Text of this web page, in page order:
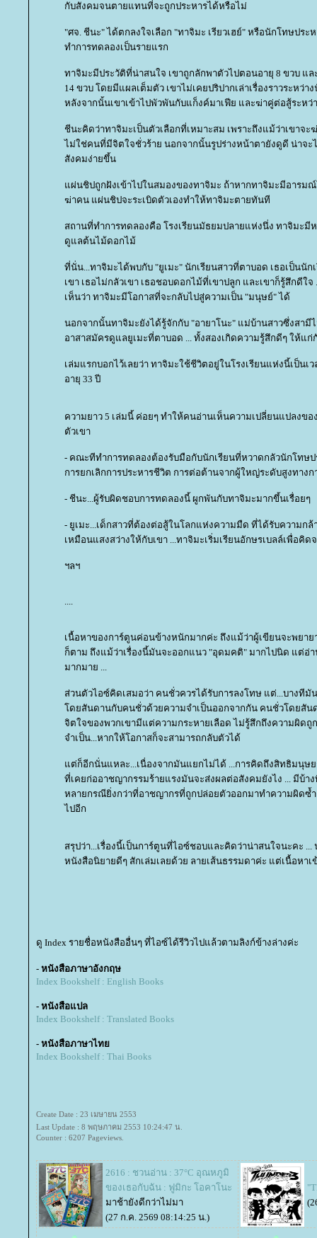
กับสังคมจนตายแทนที่จะถูกประหารได้หรือไม่
"ศจ. ชีนะ" ได้ตกลงใจเลือก "ทาจิมะ เรียวเฮย์" หรือนักโทษประ
ทำการทดลองเป็นรายแรก
ทาจิมะมีประวัติที่น่าสนใจ เขาถูกลักพาตัวไปตอนอายุ 8 ขวบ แ
14 ขวบ โดยมีแผลเต็มตัว เขาไม่เคยปริปากเล่าเรื่องราวระหว่
หลังจากนั้นเขาเข้าไปพัวพันกับแก็งค์มาเฟีย และฆ่าคู่ต่อสู้ระหว่
ชีนะคิดว่าทาจิมะเป็นตัวเลือกที่เหมาะสม เพราะถึงแม้ว่าเขาจะ
ไม่ใช่คนที่มีจิตใจชั่วร้าย นอกจากนั้นรูปร่างหน้าตายังดูดี น่าจะ
สังคมง่ายขึ้น
ผ่นชิปถูกฝังเข้าไปในสมองของทาจิมะ ถ้าหากทาจิมะมีอารมณ์
ฆ่าคน แผ่นชิปจะระเบิดตัวเองทำให้ทาจิมะตายทันที
สถานที่ทำการทดลองคือ โรงเรียนมัธยมปลายแห่งนึ่ง ทาจิมะมี
ดูแลต้นไม้ดอกไม้
ที่นั่น...ทาจิมะได้พบกับ "ยูเมะ" นักเรียนสาวที่ตาบอด เธอเป็นนั
เขา เธอไม่กลัวเขา เธอชอบดอกไม้ที่เขาปลูก และเขาก็รู้สึกดีใ
เห็นว่า ทาจิมะมีโอกาสที่จะกลับไปสู่ความเป็น "มนุษย์" ได้
นอกจากนั้นทาจิมะยังได้รู้จักกับ "อายาโนะ" แม่บ้านสาวซึ่งสามี
อาสาสมัครดูแลยูเมะที่ตาบอด ... ทั้งสองเกิดความรู้สึกดีๆ ให้แก่
เล่มแรกบอกไว้เลยว่า ทาจิมะใช้ชีวิตอยู่ในโรงเรียนแห่งนี้เป็นเ
อายุ 33 ปี
ความยาว 5 เล่มนี้ ค่อยๆ ทำให้คนอ่านเห็นความเปลี่ยนแปลงข
ตัวเขา
- คณะทีทำการทดลองต้องรับมือกับนักเรียนที่หวาดกลัวนักโทษ
การยกเลิกการประหารชีวิต การต่อต้านจากผู้ใหญ่ระดับสูงทางก
- ชีนะ...ผู้รับผิดชอบการทดลองนี้ ผูกพันกับทาจิมะมากขึ้นเรื่อยๆ
- ยูเมะ...เด็กสาวที่ต้องต่อสู้ในโลกแห่งความมืด ที่ได้รับความก
เหมือนแสงสว่างให้กับเขา ...ทาจิมะเริ่มเรียนอักษรเบลล์เพื่อคิ
ฯลฯ
....
เนื้อหาของการ์ตูนค่อนข้างหนักมากค่ะ ถึงแม้ว่าผู้เขียนจะพยา
ก็ตาม ถึงแม้ว่าเรื่องนี้มันจะออกแนว "อุดมคติ" มากไปนิด แต่อ่
มากมาย ...
ส่วนตัวไอซ์คิดเสมอว่า คนชั่วควรได้รับการลงโทษ แต่...บางที
ดยสันดานกับคนชั่วด้วยความจำเป็นออกจากกัน คนชั่วโดยสัน
จิตใจของพวกเขามีแต่ความกระหายเลือด ไม่รู้สึกถึงความผิด
จำเป็น...หากให้โอกาสก็จะสามารถกลับตัวได้
ต่ก็อีกนั่นแหละ...เนื่องจากมันแยกไม่ได้ ...การคิดถึงสิทธิมนุษ
ที่เคยก่ออาชญากรรมร้ายแรงมันจะส่งผลต่อสังคมยังไง ... มีบ้า
หลายกรณียิ่งกว่าที่อาชญากรที่ถูกปล่อยตัวออกมาทำความผิดซ้
ไปอีก
สรุปว่า...เรื่องนี้เป็นการ์ตูนที่ไอซ์ชอบและคิดว่าน่าสนใจนะคะ ...
หนังสือนิยายดีๆ สักเล่มเลยด้วย ลายเส้นธรรมดาค่ะ แต่เนื้อหา
ดู Index รายชื่อหนังสืออื่นๆ ที่ไอซ์ได้รีวิวไปแล้วตามลิงก์ข้างล่างค่ะ
- หนังสือภาษาอังกฤษ
Index Bookshelf : English Books
- หนังสือแปล
Index Bookshelf : Translated Books
- หนังสือภาษาไท
Index Bookshelf : Thai Books
Create Date : 23 เมษายน 2553
Last Update : 8 พฤษภาคม 2553 10:24:47 น.
Counter : 6207 Pageviews.
2616 : ชวนอ่าน : 37°C อุณหภูมิ
ของเธอกับฉัน : ฟูมิกะ โอคาโนะ
มาช้ายังดีกว่าไม่มา
(27 ก.ค. 2569 08:14:25 น.)